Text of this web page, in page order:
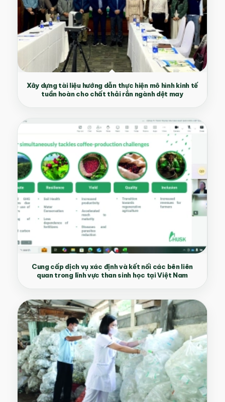
Xây dựng tài liệu hướng dẫn thực hiện mô hình kinh tế
tuần hoàn cho chất thải rắn ngành dệt may
Cung cấp dịch vụ xác định và kết nối các bên liên
quan trong lĩnh vực than sinh học tại Việt Nam